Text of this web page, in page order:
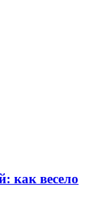
как весело